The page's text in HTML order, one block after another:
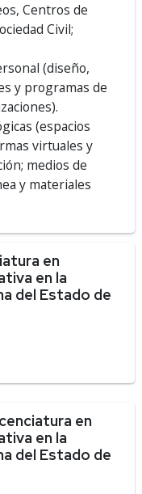
Centros de
Civil;
(diseño,
y programas de
(espacios
virtuales y
medios de
y materiales
en
en la
del Estado de
en
en la
del Estado de